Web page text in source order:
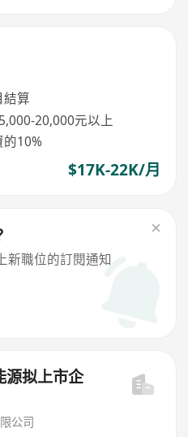
算
20,000元以上
10%
$17K-22K/月
新職位的訂閱通知
源拟上市企
公司